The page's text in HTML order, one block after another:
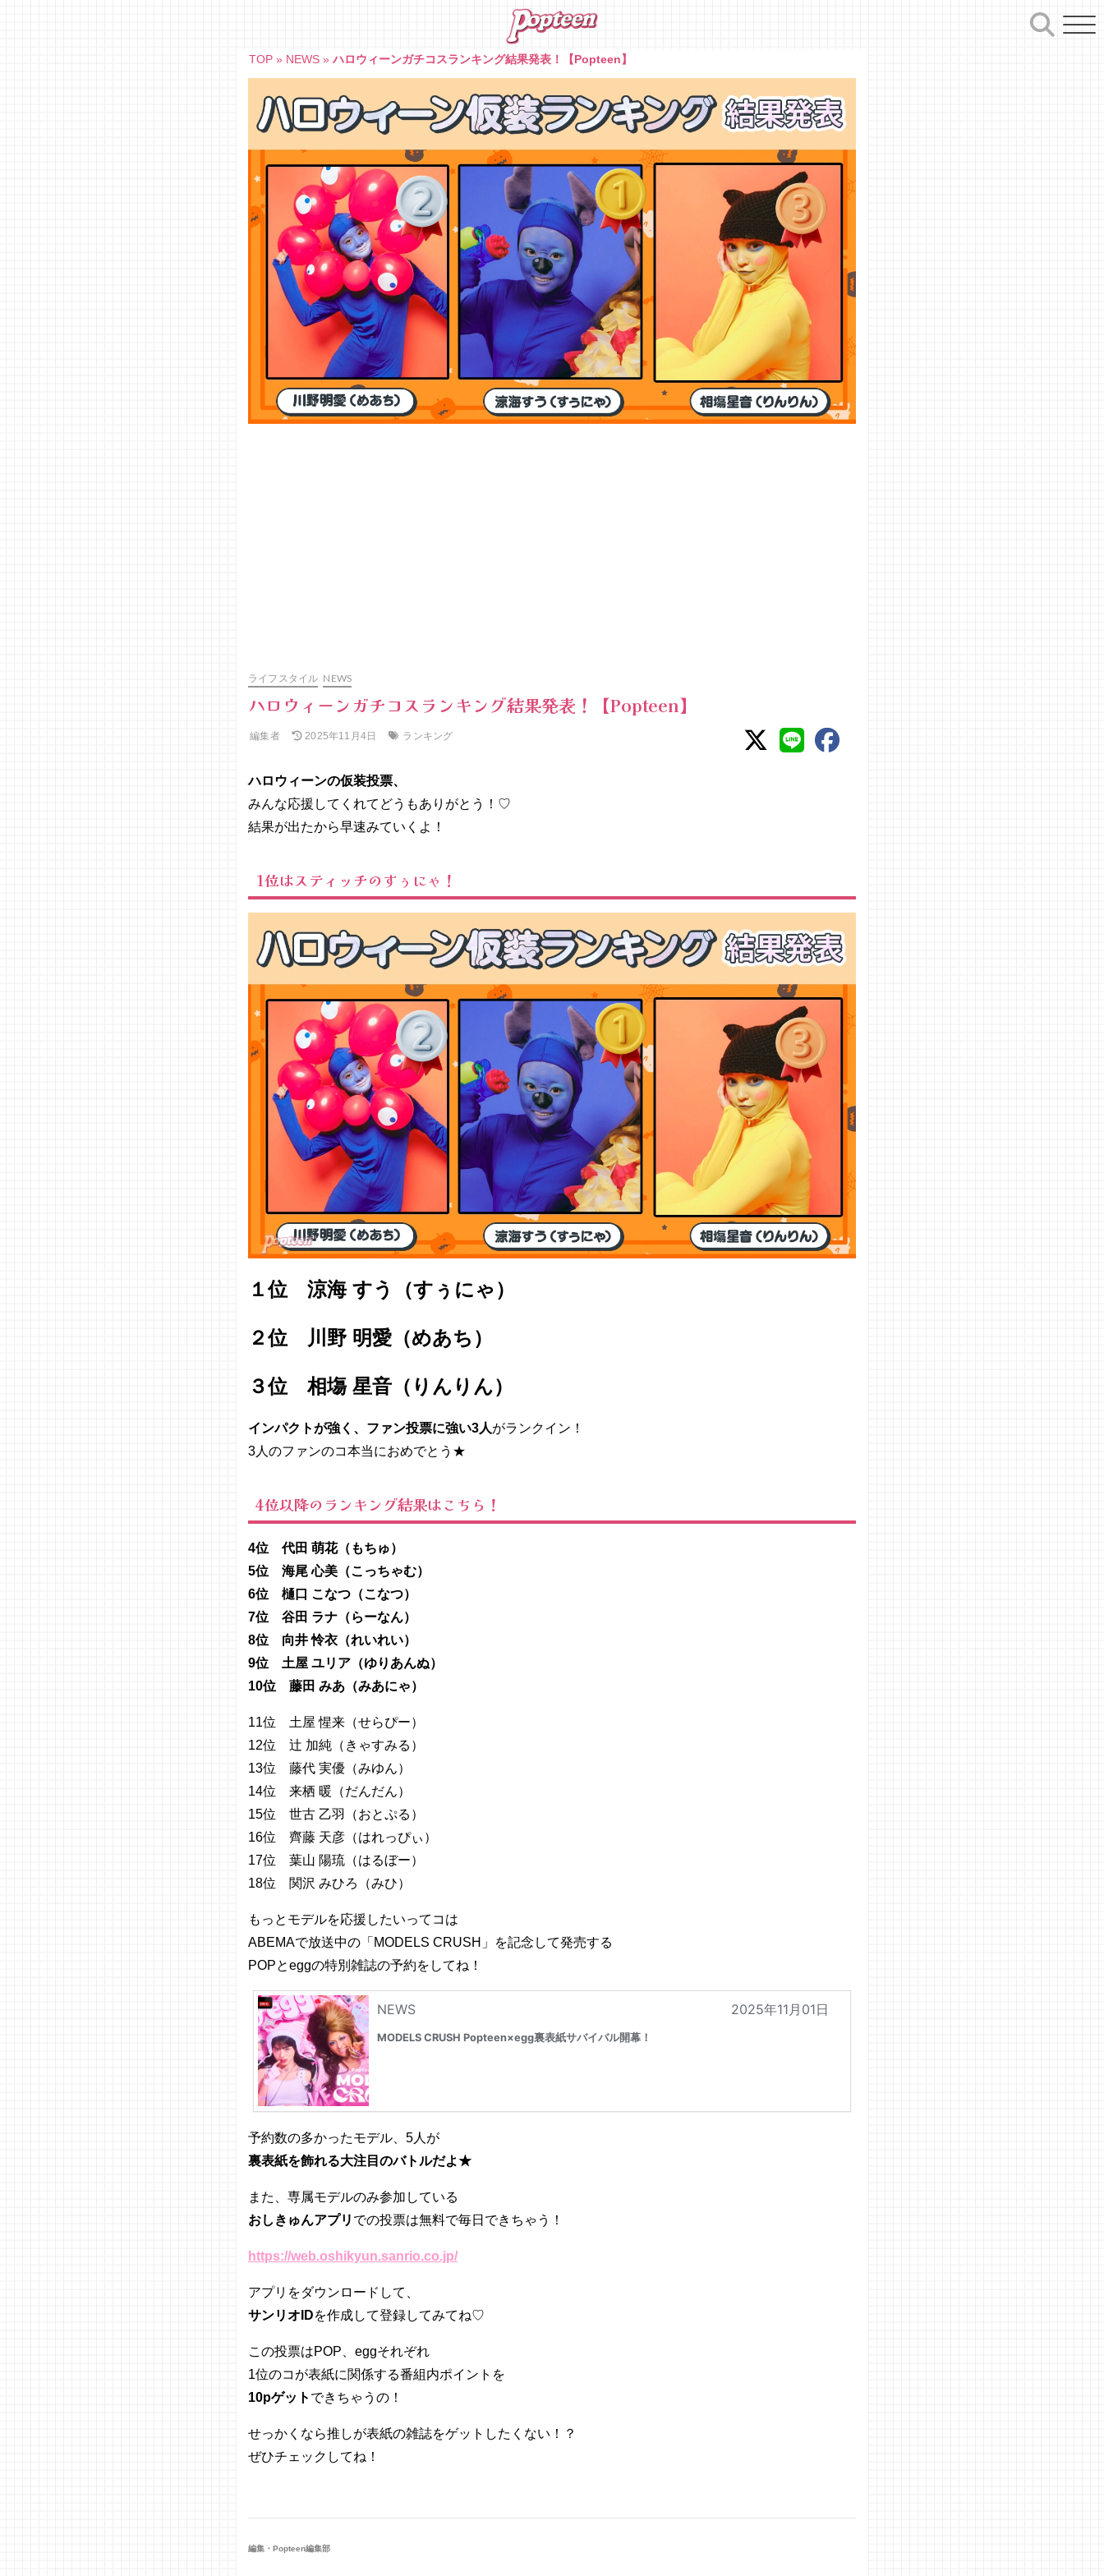
TOP » NEWS »ハロウィーンガチコスランキング結果発表！【Popteen】
ライフスタイル NEWS
ハロウィーンガチコスランキング結果発表！【Popteen】
編集者 2025年11月4日 ランキング
ハロウィーンの仮装投票、
みんな応援してくれてどうもありがとう！♡
結果が出たから早速みていくよ！
1位はスティッチのすぅにゃ！
１位 涼海 すう（すぅにゃ）
２位 川野 明愛（めあち）
３位 相塲 星音（りんりん）
インパクトが強く、ファン投票に強い3人がランクイン！
3人のファンのコ本当におめでとう★
4位以降のランキング結果はこちら！
4位 代田 萌花（もちゅ）
5位 海尾 心美（こっちゃむ）
6位 樋口 こなつ（こなつ）
7位 谷田 ラナ（らーなん）
8位 向井 怜衣（れいれい）
9位 土屋 ユリア（ゆりあんぬ）
10位 藤田 みあ（みあにゃ）
11位 土屋 惺来（せらぴー）
12位 辻 加純（きゃすみる）
13位 藤代 実優（みゆん）
14位 来栖 暖（だんだん）
15位 世古 乙羽（おとぷる）
16位 齊藤 天彦（はれっぴぃ）
17位 葉山 陽琉（はるぼー）
18位 関沢 みひろ（みひ）
もっとモデルを応援したいってコは
ABEMAで放送中の「MODELS CRUSH」を記念して発売する
POPとeggの特別雑誌の予約をしてね！
予約数の多かったモデル、5人が
裏表紙を飾れる大注目のバトルだよ★
また、専属モデルのみ参加している
おしきゅんアプリ での投票は無料で毎日できちゃう！
https://web.oshikyun.sanrio.co.jp/
アプリをダウンロードして、
サンリオIDを作成して登録してみてね♡
この投票はPOP、eggそれぞれ
1位のコが表紙に関係する番組内ポイントを
10pゲット できちゃうの！
せっかくなら推しが表紙の雑誌をゲットしたくない！？
ぜひチェックしてね！
編集・Popteen編集部